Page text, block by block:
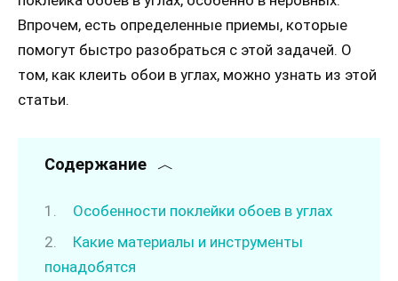
Впрочем, есть определенные приемы, которые
помогут быстро разобраться с этой задачей. О
том, как клеить обои в углах, можно узнать из этой
статьи.
Содержание
Особенности поклейки обоев в углах
Какие материалы и инструменты
понадобятся